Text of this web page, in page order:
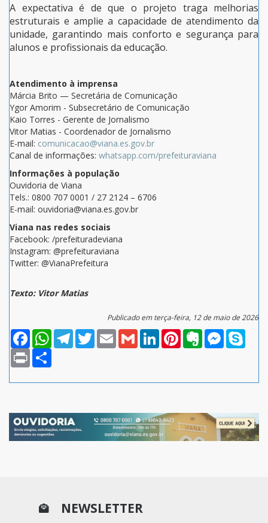
A expectativa é de que o projeto traga melhorias
estruturais e amplie a capacidade de atendimento da
unidade, garantindo mais conforto e segurança para
alunos e profissionais da educação.
Atendimento à imprensa
Márcia Brito — Secretária de Comunicação
Ygor Amorim - Subsecretário de Comunicação
Kaio Torres - Gerente de Jornalismo
Vitor Matias - Coordenador de Jornalismo
E-mail: comunicacao@viana.es.gov.br
Canal de informações: whatsapp.com/prefeituraviana
Informações à população
Ouvidoria de Viana
Tels.: 0800 707 0001 / 27 2124 – 6706
E-mail: ouvidoria@viana.es.gov.br
Viana nas redes sociais
Facebook: /prefeituradeviana
Instagram: @prefeituraviana
Twitter: @VianaPrefeitura
Texto: Vitor Matias
Publicado em terça-feira, 12 de maio de 2026
FacebookWhatsAppTelegramTwitterEmail Gmail LinkedInPinterestEvernoteMessenger
Print
NEWSLETTER